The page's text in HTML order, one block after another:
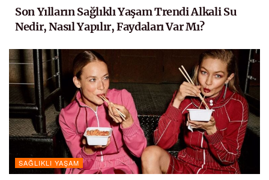
Son Yılların Sağlıklı Yaşam Trendi Alkali Su
Nedir, Nasıl Yapılır, Faydaları Var Mı?
SAĞLIKLI YAŞAM